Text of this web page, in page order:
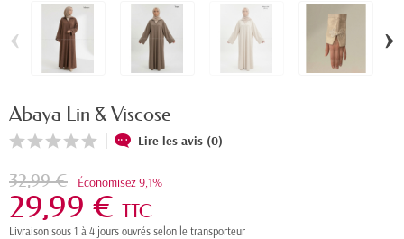
‹ ›
Abaya Lin & Viscose
Lire les avis (0)
32,99 € Économisez 9,1%
29,99 € TTC
Livraison sous 1 à 4 jours ouvrés selon le transporteur